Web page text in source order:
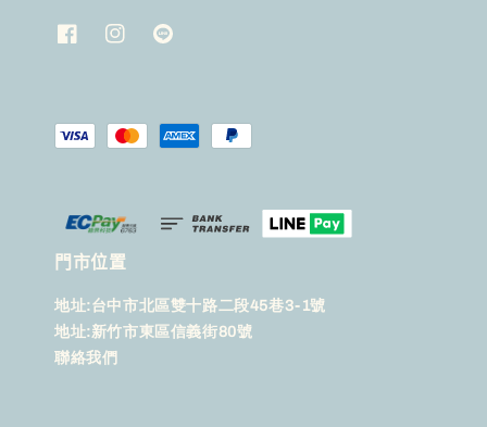
門市位置
地址:台中市北區雙十路二段45巷3-1號
地址:新竹市東區信義街80號
聯絡我們